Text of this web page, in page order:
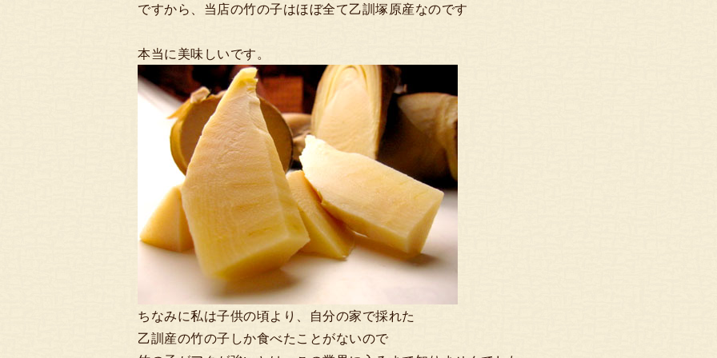
ですから、当店の竹の子はほぼ全て乙訓塚原産なのです
本当に美味しいです。
ちなみに私は子供の頃より、自分の家で採れた
乙訓産の竹の子しか食べたことがないので